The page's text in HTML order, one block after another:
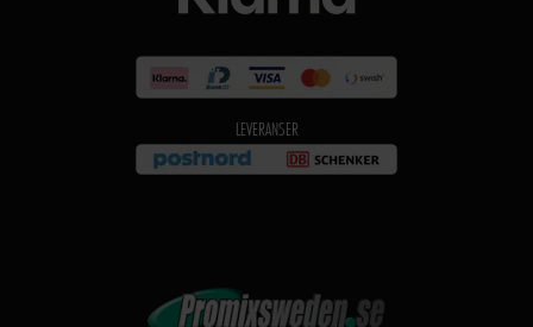
LEVERANSER